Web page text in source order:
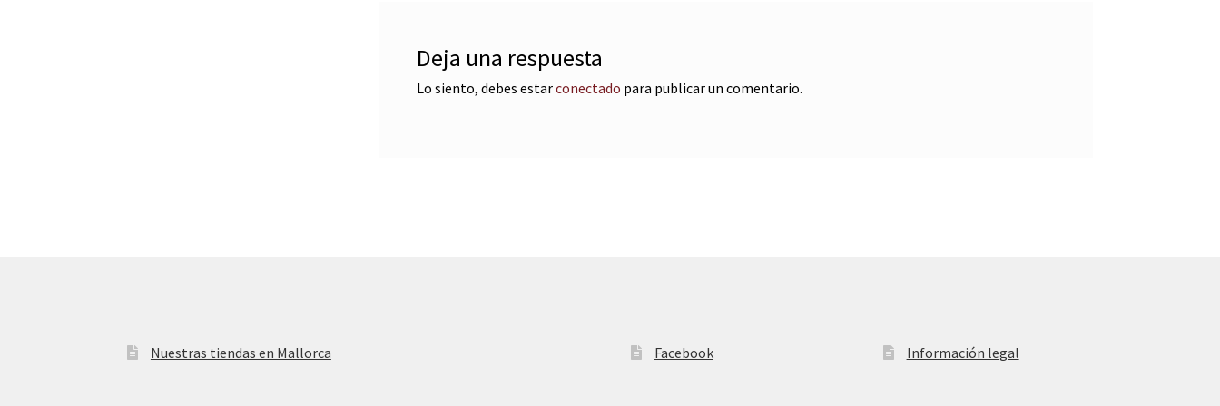
Deja una respuesta
Lo siento, debes estarconectado para publicar un comentario.
Nuestras tiendas en Mallorca Facebook Información legal